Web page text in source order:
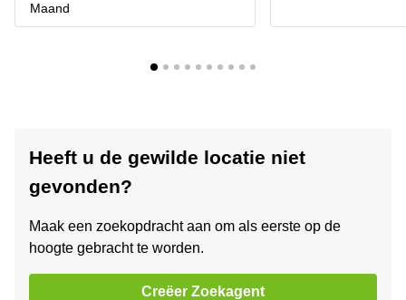
Maand
Heeft u de gewilde locatie niet
gevonden?
Maak een zoekopdracht aan om als eerste op de
hoogte gebracht te worden.
Creëer Zoekagent